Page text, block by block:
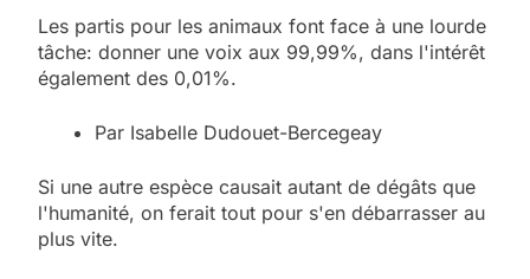
Les partis pour les animaux font face à une lourde
tâche: donner une voix aux 99,99%, dans l'intérêt
également des 0,01%.​​​​​​​
Par Isabelle Dudouet-Bercegeay
Si une autre espèce causait autant de dégâts que
l'humanité, on ferait tout pour s'en débarrasser au
plus vite.